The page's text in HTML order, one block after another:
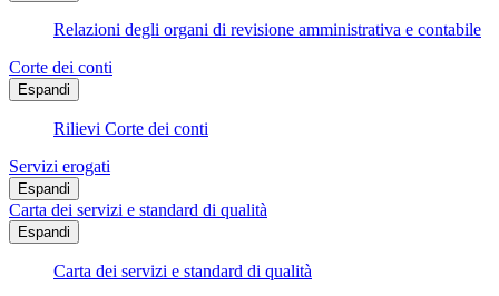
Relazioni degli organi di revisione amministrativa e contabile
Corte dei conti
Espandi
Rilievi Corte dei conti
Servizi erogati
Espandi
Carta dei servizi e standard di qualità
Espandi
Carta dei servizi e standard di qualità